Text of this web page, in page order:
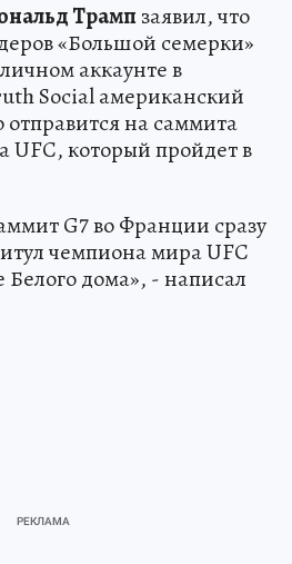
Трамп заявил, что
«Большой семерки»
аккаунте в
Social американский
на саммита
UFC, который пройдет в
G7 во Франции сразу
чемпиона мира UFC
дома», - написал